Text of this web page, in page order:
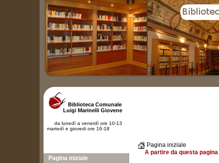
Pagina iniziale
A partire da questa
Biblioteca Comunale
Luigi Marinelli Giovene
da lunedì a venerdì ore 10-13
martedì e giovedi ore 16-18
Pagina iniziale